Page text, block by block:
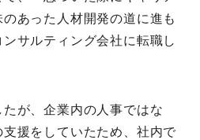
あった人材開発の道に進も
サルティング会社に転職し
が、企業内の人事ではな
援をしていたため、社内で